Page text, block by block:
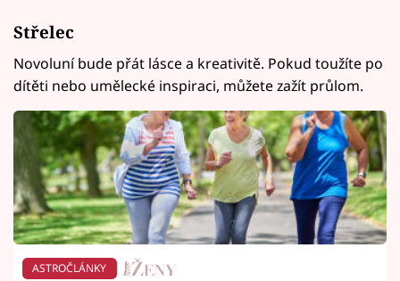
Střelec
Novoluní bude přát lásce a kreativitě. Pokud toužíte po
dítěti nebo umělecké inspiraci, můžete zažít průlom.
ASTROČLÁNKY